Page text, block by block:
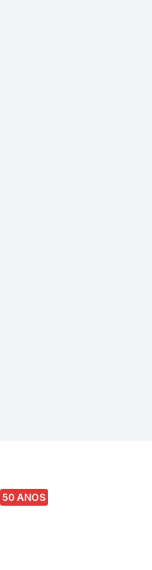
50 ANOS